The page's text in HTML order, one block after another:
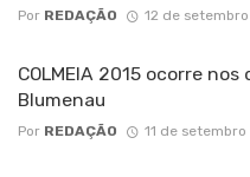
Por REDAÇÃO 12 de
COLMEIA 2015 ocorre
Blumenau
Por REDAÇÃO 11 de setembro